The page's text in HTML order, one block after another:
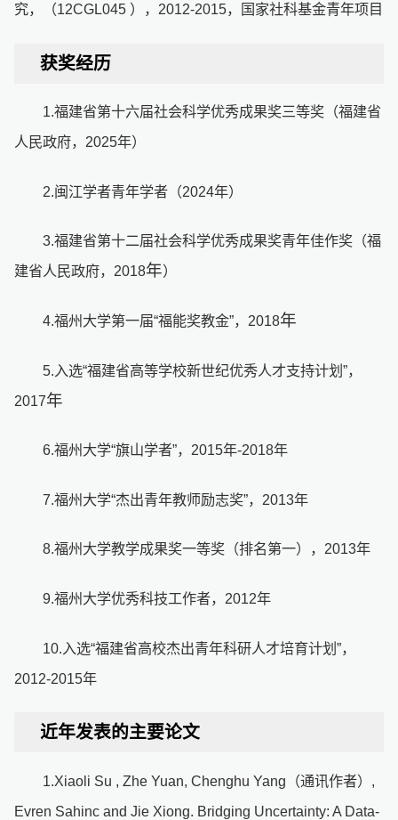
究，（12CGL045 ），2012-2015，国家社科基金青年项目
获奖经历
1.福建省第十六届社会科学优秀成果奖三等奖（福建省
人民政府，2025年）
2.闽江学者青年学者（2024年）
3.福建省第十二届社会科学优秀成果奖青年佳作奖（福
建省人民政府，2018年）
4.福州大学第一届“福能奖教金”，2018年
5.入选“福建省高等学校新世纪优秀人才支持计划”，
2017年
6.福州大学“旗山学者”，2015年-2018年
7.福州大学“杰出青年教师励志奖”，2013年
8.福州大学教学成果奖一等奖（排名第一），2013年
9.福州大学优秀科技工作者，2012年
10.入选“福建省高校杰出青年科研人才培育计划”，
2012-2015年
近年发表的主要论文
1.Xiaoli Su , Zhe Yuan, Chenghu Yang（通讯作者）,
Evren Sahinc and Jie Xiong. Bridging Uncertainty: A Data-